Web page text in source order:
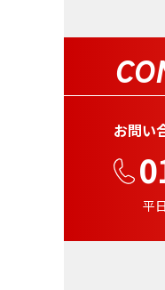
お問い
平